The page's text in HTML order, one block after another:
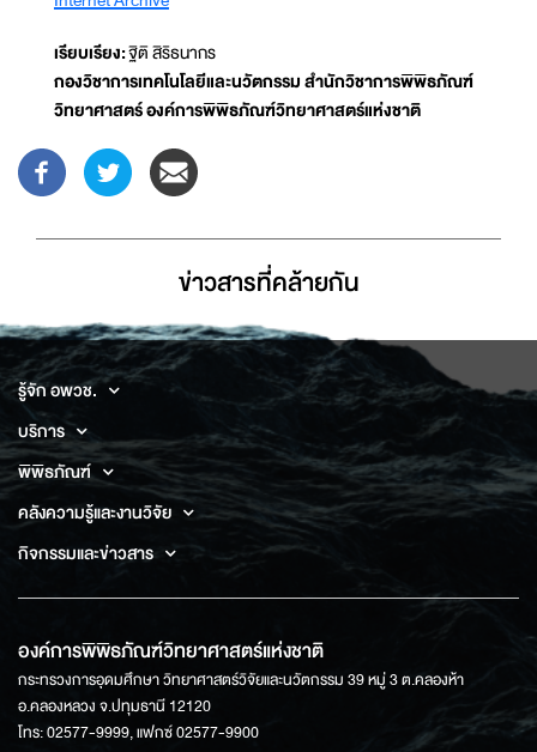
เรียบเรียง:ฐิติ สิริธนากร
กองวิชาการเทคโนโลยีและนวัตกรรม สำนักวิชาการพิพิธภัณฑ์
วิทยาศาสตร์ องค์การพิพิธภัณฑ์วิทยาศาสตร์แห่งชาติ
ข่าวสารที่่คล้ายกัน
รู้จัก อพวช.
บริการ
พิพิธภัณฑ์
คลังความรู้และงานวิจัย
กิจกรรมและข่าวสาร
องค์การพิพิธภัณฑ์วิทยาศาสตร์แห่งชาติ
กระทรวงการอุดมศึกษา วิทยาศาสตร์วิจัยและนวัตกรรม 39 หมู่ 3 ต.คลองห้า
อ.คลองหลวง จ.ปทุมธานี 12120
โทร: 02577-9999, แฟกซ์ 02577-9900